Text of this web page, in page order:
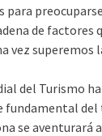
para
de factores
vez superemos
del Turismo
fun­damental
se aventurará